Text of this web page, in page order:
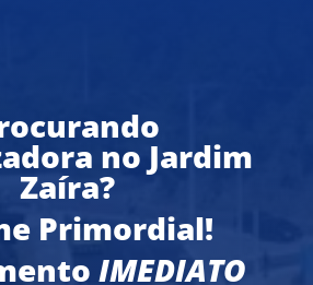
no Jardim
Zaíra?
Primordial!
IMEDIATO